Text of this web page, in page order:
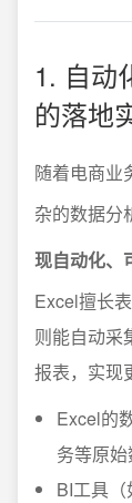
1. 自动
的落地
随着电商业
杂的数据分
现自动化、
Excel擅长
则能自动采
报表，实现
Excel的
务等原始
BI工具